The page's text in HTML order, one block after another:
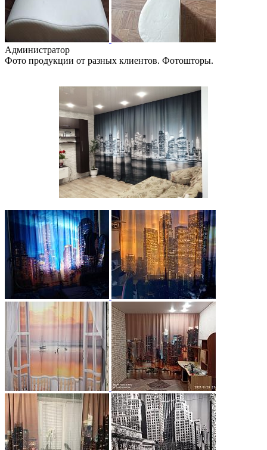
Администратор
Фото продукции от разных клиентов. Фотошторы.